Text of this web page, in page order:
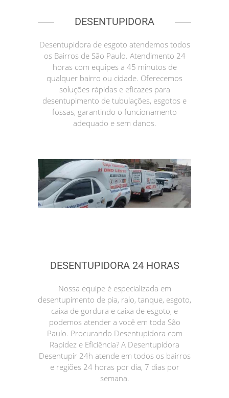
DESENTUPIDORA
Desentupidora de esgoto atendemos todos
os Bairros de São Paulo. Atendimento 24
horas com equipes a 45 minutos de
qualquer bairro ou cidade. Oferecemos
soluções rápidas e eficazes para
desentupimento de tubulações, esgotos e
fossas, garantindo o funcionamento
adequado e sem danos.
DESENTUPIDORA 24 HORAS
Nossa equipe é especializada em
desentupimento de pia, ralo, tanque, esgoto,
caixa de gordura e caixa de esgoto, e
podemos atender a você em toda São
Paulo. Procurando Desentupidora com
Rapidez e Eficiência? A Desentupidora
Desentupir 24h atende em todos os bairros
e regiões 24 horas por dia, 7 dias por
semana.